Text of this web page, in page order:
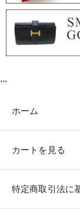
```
ホーム
カートを見る
特定商取引法に